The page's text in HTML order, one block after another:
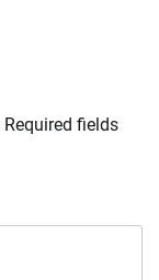
Required fields